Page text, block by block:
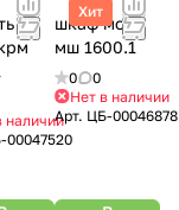
наличии
00047520
Хит
шкаф мори
мш 1600.1
0
0
Нет в наличии
Арт. ЦБ-00046878